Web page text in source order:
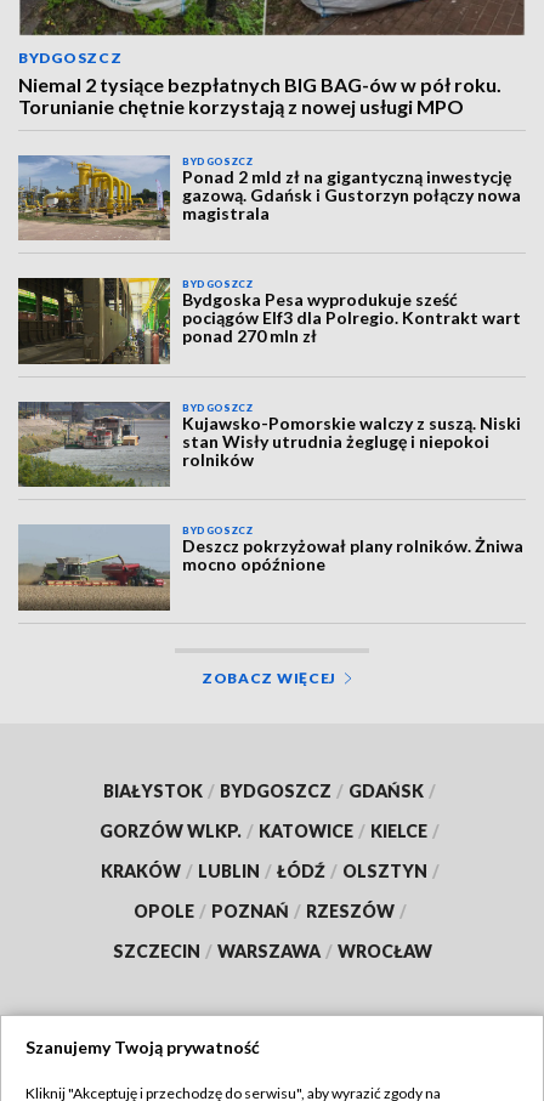
BYDGOSZCZ
Niemal 2 tysiące bezpłatnych BIG BAG-ów w pół roku.
Torunianie chętnie korzystają z nowej usługi MPO
BYDGOSZCZ
Ponad 2 mld zł na gigantyczną inwestycję
gazową. Gdańsk i Gustorzyn połączy nowa
magistrala
BYDGOSZCZ
Bydgoska Pesa wyprodukuje sześć
pociągów Elf3 dla Polregio. Kontrakt wart
ponad 270 mln zł
BYDGOSZCZ
Kujawsko-Pomorskie walczy z suszą. Niski
stan Wisły utrudnia żeglugę i niepokoi
rolników
BYDGOSZCZ
Deszcz pokrzyżował plany rolników. Żniwa
mocno opóźnione
ZOBACZ WIĘCEJ
BIAŁYSTOK / BYDGOSZCZ / GDAŃSK /
GORZÓW WLKP. / KATOWICE / KIELCE /
KRAKÓW / LUBLIN / ŁÓDŹ / OLSZTYN /
OPOLE / POZNAŃ / RZESZÓW /
SZCZECIN / WARSZAWA / WROCŁAW
Szanujemy Twoją prywatność
Kliknij "Akceptuję i przechodzę do serwisu", aby wyrazić zgody na